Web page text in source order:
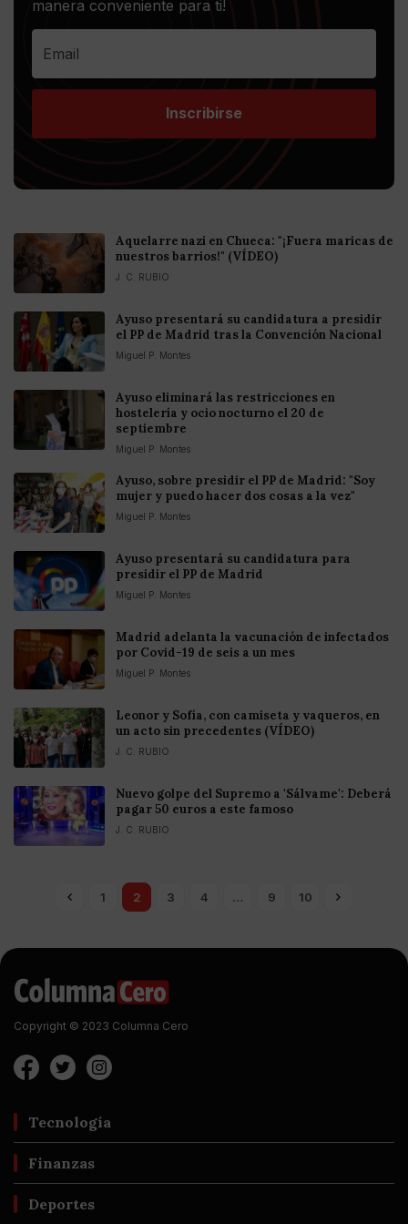
manera conveniente para ti!
Inscribirse
Aquelarre nazi en Chueca: "¡Fuera maricas de
nuestros barrios!" (VÍDEO)
J. C. RUBIO
Ayuso presentará su candidatura a presidir
el PP de Madrid tras la Convención Nacional
Miguel P. Montes
Ayuso eliminará las restricciones en
hostelería y ocio nocturno el 20 de
septiembre
Miguel P. Montes
Ayuso, sobre presidir el PP de Madrid: "Soy
mujer y puedo hacer dos cosas a la vez"
Miguel P. Montes
Ayuso presentará su candidatura para
presidir el PP de Madrid
Miguel P. Montes
Madrid adelanta la vacunación de infectados
por Covid-19 de seis a un mes
Miguel P. Montes
Leonor y Sofía, con camiseta y vaqueros, en
un acto sin precedentes (VÍDEO)
J. C. RUBIO
Nuevo golpe del Supremo a 'Sálvame': Deberá
pagar 50 euros a este famoso
J. C. RUBIO
1 2 3 4 … 9 10
Copyright © 2023 Columna Cero
Tecnología
Finanzas
Deportes